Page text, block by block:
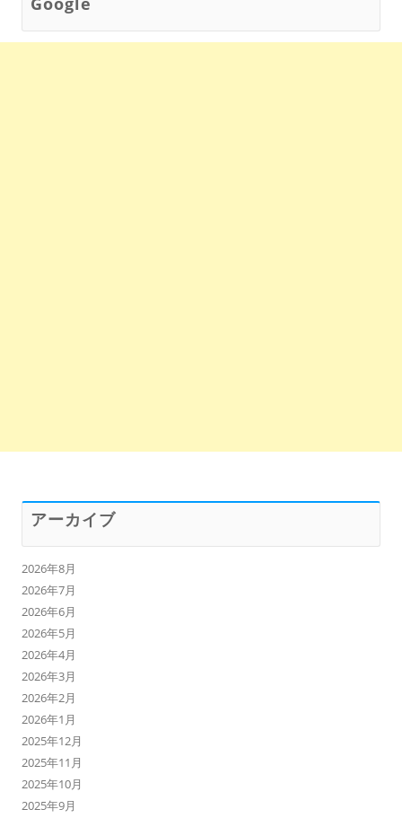
アーカイブ
2026年8月
2026年7月
2026年6月
2026年5月
2026年4月
2026年3月
2026年2月
2026年1月
2025年12月
2025年11月
2025年10月
2025年9月